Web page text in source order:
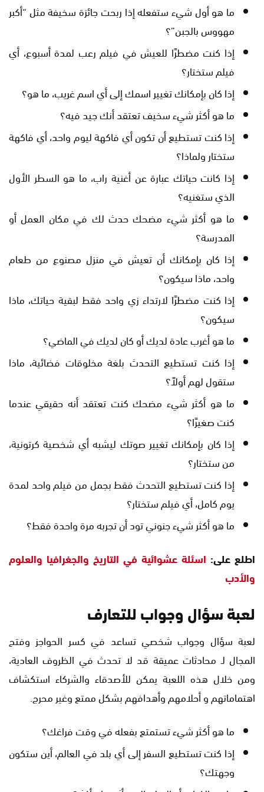
ما هو أول شيء ستفعله إذا ربحت جائزة سخيفة مثل “أكبر
مهووس بالجبن”؟
إذا كنت مضطرًا للعيش في فيلم رعب لمدة أسبوع، أي
فيلم ستختار؟
إذا كان بإمكانك تغيير اسمك إلى أي اسم غريب، ما هو؟
ما هو أكثر شيء سخيف تعتقد أنك جيد فيه؟
إذا كنت تستطيع أن تكون أي فاكهة ليوم واحد، أي فاكهة
ستختار ولماذا؟
إذا كانت حياتك عبارة عن أغنية راب، ما هو السطر الأول
الذي ستغنيه؟
ما هو أكثر شيء مضحك حدث لك في مكان العمل أو
المدرسة؟
إذا كان بإمكانك أن تعيش في منزل مصنوع من طعام
واحد، ماذا سيكون؟
إذا كنت مضطرًا لارتداء زي واحد فقط لبقية حياتك، ماذا
سيكون؟
ما هو أغرب عادة لديك أو كان لديك في الماضي؟
إذا كنت تستطيع التحدث بلغة مخلوقات فضائية، ماذا
ستقول لهم أولاً؟
ما هو أكثر شيء مضحك كنت تعتقد أنه حقيقي عندما
كنت صغيرًا؟
إذا كان بإمكانك تغيير صوتك ليشبه أي شخصية كرتونية،
من ستختار؟
إذا كنت تستطيع التحدث فقط بجمل من فيلم واحد لمدة
يوم كامل، أي فيلم ستختار؟
ما هو أكثر شيء جنوني تود أن تجربه مرة واحدة فقط؟
اطلع على: اسئلة عشوائية في التاريخ والجغرافيا والعلوم
والأدب
لعبة سؤال وجواب للتعارف
لعبة سؤال وجواب شخصي تساعد في كسر الحواجز وفتح
المجال لـ محادثات عميقة قد لا تحدث في الظروف العادية،
ومن خلال هذه اللعبة يمكن للأصدقاء والشركاء استكشاف
اهتماماتهم و أحلامهم وأهدافهم بشكل ممتع وغير محرج.
ما هو أكثر شيء تستمتع بفعله في وقت فراغك؟
إذا كنت تستطيع السفر إلى أي بلد في العالم، أين ستكون
وجهتك؟